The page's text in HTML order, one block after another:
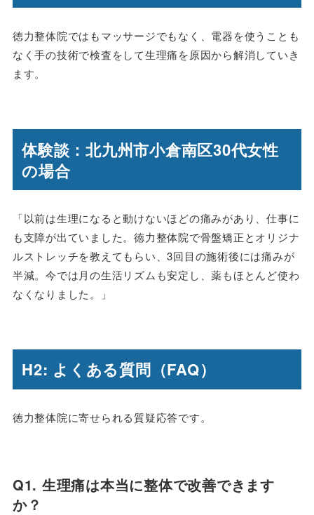
徳力整体院ではもマッサージでもなく、電器を使うことも
なく手の技術で検査をして生理痛を原因から解消していき
ます。
体験談：北九州市小倉南区30代女性
の場合
「以前は生理になると動けないほどの痛みがあり、仕事に
も支障が出ていました。徳力整体院で骨盤矯正とオリジナ
ルストレッチを教えてもらい、3回目の施術後には痛みが
半減。今では月の生活リズムも安定し、薬もほとんど使わ
なくなりました。」
H2: よくある質問（FAQ）
徳力整体院に寄せられる質疑応答です。
Q1. 生理痛は本当に整体で改善できます
か？